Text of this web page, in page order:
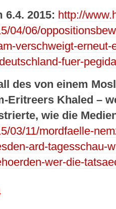
6.4. 2015: http://
04/06/
verschweigt-erneut-
fuer-
des von einem
Eritreers Khaled –
wie die
03/11/mordfaelle-
ard-tagesschau-
wer-die-